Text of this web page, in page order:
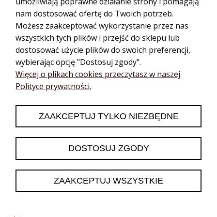
Estragon
Gałka muszkatołowa
Golteria
Goździk
Imbir
Kardamon
Kmin
Koper
Dyfuzory do
aromaterapii
Dyfuzory
samochodowe
Aroma biżuteria
Dyfuzory przenośne
Dyfuzory na kabel
Akupresura
Książki i kursy
Projekt współtworzony przez Fundację Kossakowskiego.
Wszystkie prawa zastrzeżone dla Olejkowy Sklep 2020-2025.
IT Development Priceo.pl / Shoper.pl
Sklep internetowyShoper.pl
nam dostosować ofertę do Twoich potrzeb.
Możesz zaakceptować wykorzystanie przez nas
wszystkich tych plików i przejść do sklepu lub
dostosować użycie plików do swoich preferencji,
wybierając opcję "Dostosuj zgody".
Więcej o plikach cookies przeczytasz w naszej
Polityce prywatności.
ZAAKCEPTUJ TYLKO NIEZBĘDNE
DOSTOSUJ ZGODY
ZAAKCEPTUJ WSZYSTKIE